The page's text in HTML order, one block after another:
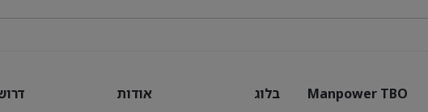
Manpower TBO בלוג אודות